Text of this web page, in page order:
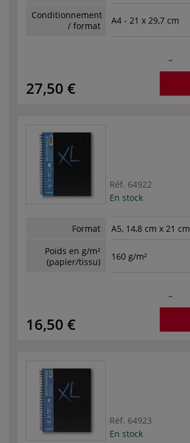
Conditionnement
/ format
A4 - 21 x 29,7 cm
27,50 €
-
Réf. 64922
En stock
Format
A5, 14,8 cm x 21 cm
Poids en g/m²
(papier/tissu)
160 g/m²
16,50 €
-
Réf. 64923
En stock